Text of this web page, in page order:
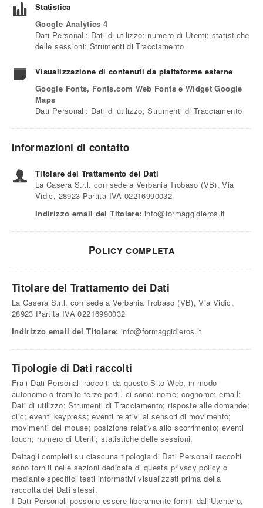
Statistica
Google Analytics 4
Dati Personali: Dati di utilizzo; numero di Utenti; statistiche
delle sessioni; Strumenti di Tracciamento
Visualizzazione di contenuti da piattaforme esterne
Google Fonts, Fonts.com Web Fonts e Widget Google
Maps
Dati Personali: Dati di utilizzo; Strumenti di Tracciamento
Informazioni di contatto
Titolare del Trattamento dei Dati
La Casera S.r.l. con sede a Verbania Trobaso (VB), Via
Vidic, 28923 Partita IVA 02216990032
Indirizzo email del Titolare: info@formaggidieros.it
Policy completa
Titolare del Trattamento dei Dati
La Casera S.r.l. con sede a Verbania Trobaso (VB), Via Vidic,
28923 Partita IVA 02216990032
Indirizzo email del Titolare: info@formaggidieros.it
Tipologie di Dati raccolti
Fra i Dati Personali raccolti da questo Sito Web, in modo
autonomo o tramite terze parti, ci sono: nome; cognome; email;
Dati di utilizzo; Strumenti di Tracciamento; risposte alle domande;
clic; eventi keypress; eventi relativi ai sensori di movimento;
movimenti del mouse; posizione relativa allo scorrimento; eventi
touch; numero di Utenti; statistiche delle sessioni.
Dettagli completi su ciascuna tipologia di Dati Personali raccolti
sono forniti nelle sezioni dedicate di questa privacy policy o
mediante specifici testi informativi visualizzati prima della
raccolta dei Dati stessi.
I Dati Personali possono essere liberamente forniti dall'Utente o,